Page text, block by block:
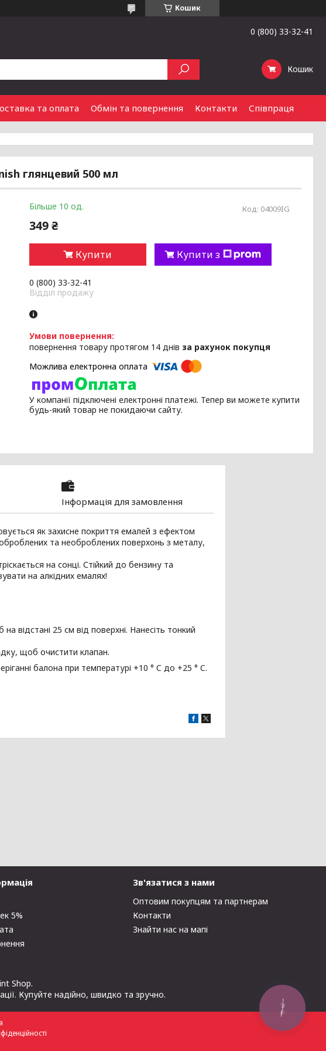
Кошик
0 (800) 33-32-41
Кошик
та оплата Обмін та повернення Контакти Співпраця
глянцевий 500 мл
Більше 10 од. Код: 04009IG
349 ₴
Купити Купити з
0 (800) 33-32-41
Відділ продажу
повернення товару протягом 14 днів за рахунок покупця
У компанії підключені електронні платежі. Тепер ви можете купити
будь-який товар не покидаючи сайту.
Інформація для замовлення
як захисне покриття емалей з ефектом
оброблених та необроблених поверхонь з металу,
на сонці. Стійкий до бензину та
на алкідних емалях!
відстані 25 см від поверхні. Нанесіть тонкий
щоб очистити клапан.
балона при температурі +10 ° C до +25 ° C.
5%
Зв'язатися з нами
Оптовим покупцям та партнерам
Контакти
Знайти нас на мапі
Shop.
Купуйте надійно, швидко та зручно.
КНОПКА
ЗВ'ЯЗКУ